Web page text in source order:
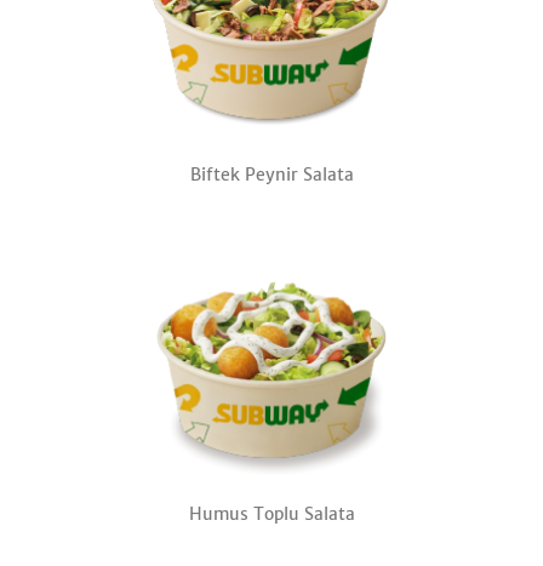
Biftek Peynir Salata
Humus Toplu Salata